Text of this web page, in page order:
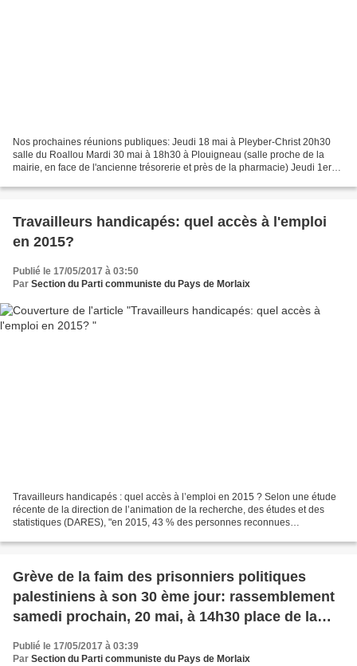
Nos prochaines réunions publiques: Jeudi 18 mai à Pleyber-Christ 20h30
salle du Roallou Mardi 30 mai à 18h30 à Plouigneau (salle proche de la
mairie, en face de l'ancienne trésorerie et près de la pharmacie) Jeudi 1er
Travailleurs handicapés: quel accès à l'emploi
en 2015?
Publié le 17/05/2017 à 03:50
Par Section du Parti communiste du Pays de Morlaix
Travailleurs handicapés : quel accès à l’emploi en 2015 ? Selon une étude
récente de la direction de l’animation de la recherche, des études et des
statistiques (DARES), "en 2015, 43 % des personnes reconnues
Grève de la faim des prisonniers politiques
palestiniens à son 30 ème jour: rassemblement
samedi prochain, 20 mai, à 14h30 place de la
Liberté à Brest
Publié le 17/05/2017 à 03:39
Par Section du Parti communiste du Pays de Morlaix